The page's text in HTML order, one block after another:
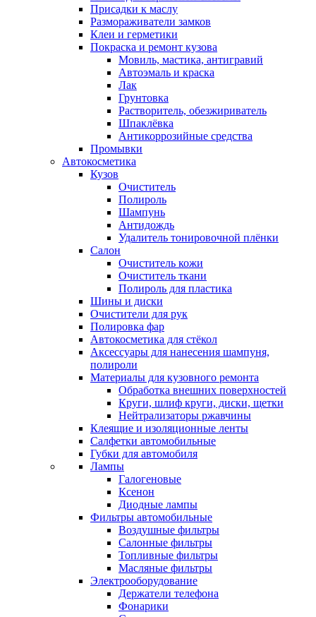
Присадки к маслу
Размораживатели замков
Клеи и герметики
Покраска и ремонт кузова
Мовиль, мастика, антигравий
Автоэмаль и краска
Лак
Грунтовка
Растворитель, обезжириватель
Шпаклёвка
Антикоррозийные средства
Промывки
Автокосметика
Кузов
Очиститель
Полироль
Шампунь
Антидождь
Удалитель тонировочной плёнки
Салон
Очиститель кожи
Очиститель ткани
Полироль для пластика
Шины и диски
Очистители для рук
Полировка фар
Автокосметика для стёкол
Аксессуары для нанесения шампуня,
полироли
Материалы для кузовного ремонта
Обработка внешних поверхностей
Круги, шлиф круги, диски, щетки
Нейтрализаторы ржавчины
Клеящие и изоляционные ленты
Салфетки автомобильные
Губки для автомобиля
Лампы
Галогеновые
Ксенон
Диодные лампы
Фильтры автомобильные
Воздушные фильтры
Салонные фильтры
Топливные фильтры
Масляные фильтры
Электрооборудование
Держатели телефона
Фонарики